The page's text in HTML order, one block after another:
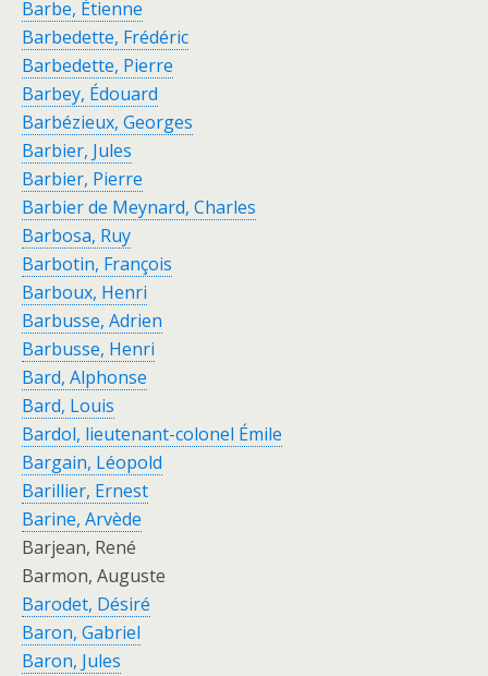
Barbe, Étienne
Barbedette, Frédéric
Barbedette, Pierre
Barbey, Édouard
Barbézieux, Georges
Barbier, Jules
Barbier, Pierre
Barbier de Meynard, Charles
Barbosa, Ruy
Barbotin, François
Barboux, Henri
Barbusse, Adrien
Barbusse, Henri
Bard, Alphonse
Bard, Louis
Bardol, lieutenant-colonel Émile
Bargain, Léopold
Barillier, Ernest
Barine, Arvède
Barjean, René
Barmon, Auguste
Barodet, Désiré
Baron, Gabriel
Baron, Jules